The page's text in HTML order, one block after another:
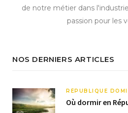
de notre métier dans
passion pour les
NOS DERNIERS ARTICLES
RÉPUBLIQUE
Où dormir en